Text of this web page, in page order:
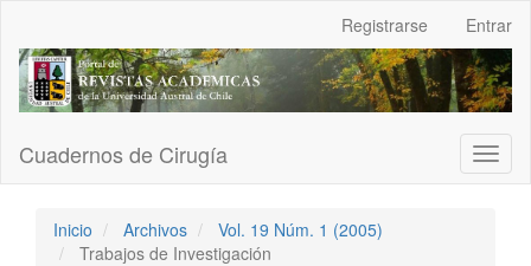
Contenido
principal
Barra
Registrarse Entrar
Cuadernos de Cirugía
Inicio Archivos
Vol. 19 Núm. 1 (2005)
Trabajos de Investigación